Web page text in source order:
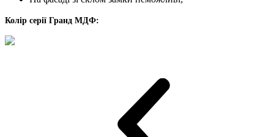
Колір серії Гранд МДФ: